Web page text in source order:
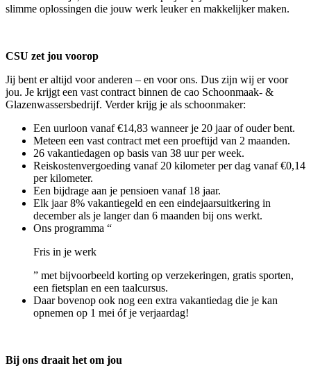
slimme oplossingen die jouw werk leuker en makkelijker maken.
CSU zet jou voorop
Jij bent er altijd voor anderen – en voor ons. Dus zijn wij er voor
jou. Je krijgt een vast contract binnen de cao Schoonmaak- &
Glazenwassersbedrijf. Verder krijg je als schoonmaker:
Een uurloon vanaf €14,83 wanneer je 20 jaar of ouder bent.
Meteen een vast contract met een proeftijd van 2 maanden.
26 vakantiedagen op basis van 38 uur per week.
Reiskostenvergoeding vanaf 20 kilometer per dag vanaf €0,14
per kilometer.
Een bijdrage aan je pensioen vanaf 18 jaar.
Elk jaar 8% vakantiegeld en een eindejaarsuitkering in
december als je langer dan 6 maanden bij ons werkt.
Ons programma “
Fris in je werk
” met bijvoorbeeld korting op verzekeringen, gratis sporten,
een fietsplan en een taalcursus.
Daar bovenop ook nog een extra vakantiedag die je kan
opnemen op 1 mei óf je verjaardag!
Bij ons draait het om jou